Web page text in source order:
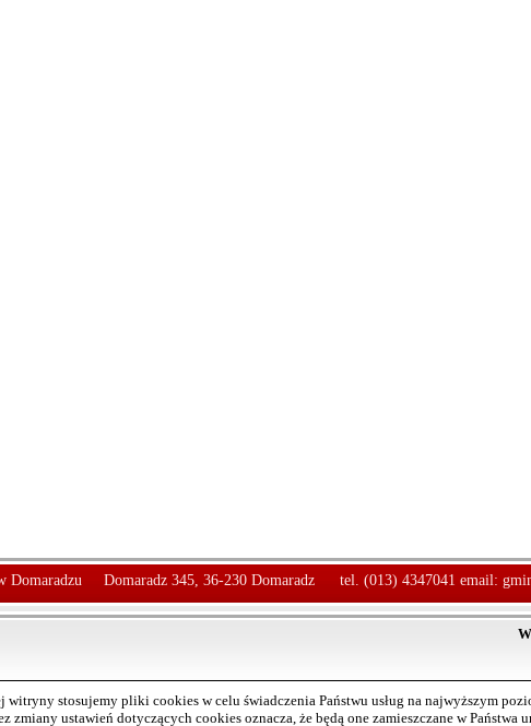
Domaradzu Domaradz 345, 36-230 Domaradz tel. (013) 4347041 email:
witryny stosujemy pliki cookies w celu świadczenia Państwu usług na najwyższym
ustawień dotyczących cookies oznacza, że będą one zamieszczane w Państwa